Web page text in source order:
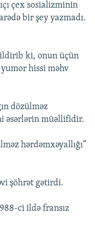
çex sosializminin
bir şey yazmadı.
ki, onun üçün
hissi məhv
dözülməz
əsərlərin müəllifidir.
hərdəmxəyallığı”
şöhrət gətirdi.
ci ildə fransız